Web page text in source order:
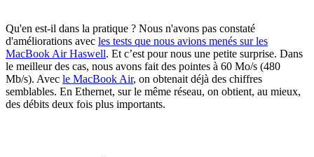
Qu'en est-il dans la pratique ? Nous n'avons pas constaté
d'améliorations avec les tests que nous avions menés sur les
MacBook Air Haswell. Et c’est pour nous une petite surprise. Dans
le meilleur des cas, nous avons fait des pointes à 60 Mo/s (480
Mb/s). Avec le MacBook Air, on obtenait déjà des chiffres
semblables. En Ethernet, sur le même réseau, on obtient, au mieux,
des débits deux fois plus importants.